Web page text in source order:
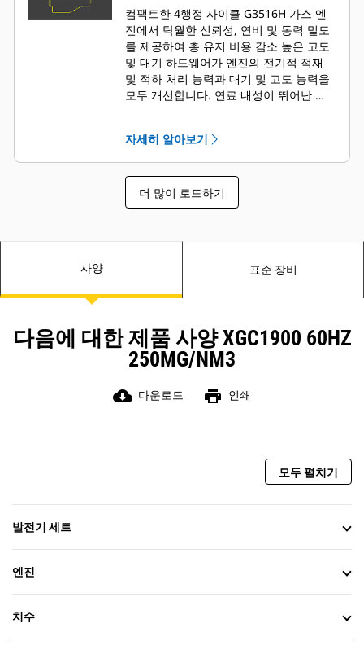
컴팩트한 4행정 사이클 G3516H 가스 엔
진에서 탁월한 신뢰성, 연비 및 동력 밀도
를 제공하여 총 유지 비용 감소 높은 고도
및 대기 하드웨어가 엔진의 전기적 적재
및 적하 처리 능력과 대기 및 고도 능력을
모두 개선합니다. 연료 내성이 뛰어난 하
2,386btu/ft3) 건식 파이프라인 천연 가스
로 작동 아일랜드 모드 기능으로 엔진의
전기적 적재 및 적하 처리 능력 향상
자세히 알아보기
더 많이 로드하기
사양 표준 장비
다음에 대한 제품 사양 XGC1900 60HZ
250MG/NM3
cloud_download 다운로드 print 인쇄
모두 펼치기
발전기 세트
엔진
치수